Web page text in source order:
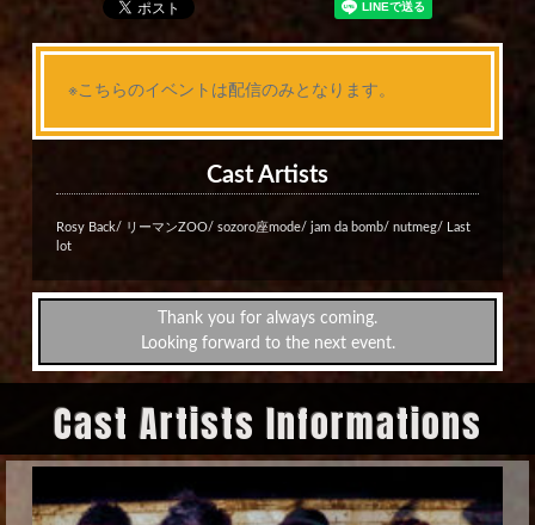
※こちらのイベントは配信のみとなります。
Cast Artists
Rosy Back/ リーマンZOO/ sozoro座mode/ jam da bomb/ nutmeg/ Last
lot
Thank you for always coming.
Looking forward to the next event.
Cast Artists Informations